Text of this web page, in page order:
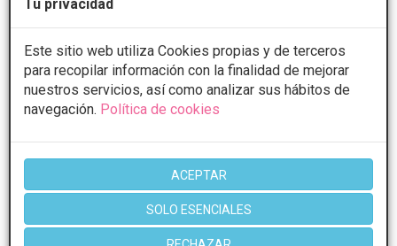
Tu privacidad
Este sitio web utiliza Cookies propias y de terceros
para recopilar información con la finalidad de mejorar
nuestros servicios, así como analizar sus hábitos de
navegación. Política de cookies
ACEPTAR
SOLO ESENCIALES
1 de 1
VideosIntralipoterapia